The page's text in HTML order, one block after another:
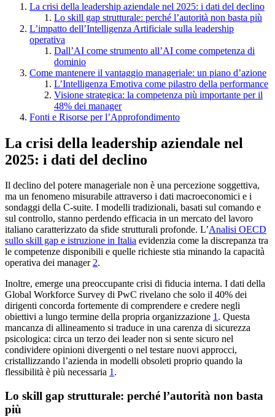
La crisi della leadership aziendale nel 2025: i dati del declino
Lo skill gap strutturale: perché l’autorità non basta più
L’impatto dell’Intelligenza Artificiale sulla leadership
operativa
Dall’AI come strumento all’AI come competenza di
dominio
Come mantenere il vantaggio manageriale: un piano d’azione
L’Intelligenza Emotiva come pilastro della performance
Visione strategica: la competenza più importante per il
48% dei manager
Fonti e Risorse per l’Approfondimento
La crisi della leadership aziendale nel
2025: i dati del declino
Il declino del potere manageriale non è una percezione soggettiva,
ma un fenomeno misurabile attraverso i dati macroeconomici e i
sondaggi della C-suite. I modelli tradizionali, basati sul comando e
sul controllo, stanno perdendo efficacia in un mercato del lavoro
italiano caratterizzato da sfide strutturali profonde. L’Analisi OECD
sullo skill gap e istruzione in Italia evidenzia come la discrepanza tra
le competenze disponibili e quelle richieste stia minando la capacità
operativa dei manager2.
Inoltre, emerge una preoccupante crisi di fiducia interna. I dati della
Global Workforce Survey di PwC rivelano che solo il 40% dei
dirigenti concorda fortemente di comprendere e credere negli
obiettivi a lungo termine della propria organizzazione 1. Questa
mancanza di allineamento si traduce in una carenza di sicurezza
psicologica: circa un terzo dei leader non si sente sicuro nel
condividere opinioni divergenti o nel testare nuovi approcci,
cristallizzando l’azienda in modelli obsoleti proprio quando la
flessibilità è più necessaria 1.
Lo skill gap strutturale: perché l’autorità non basta
più